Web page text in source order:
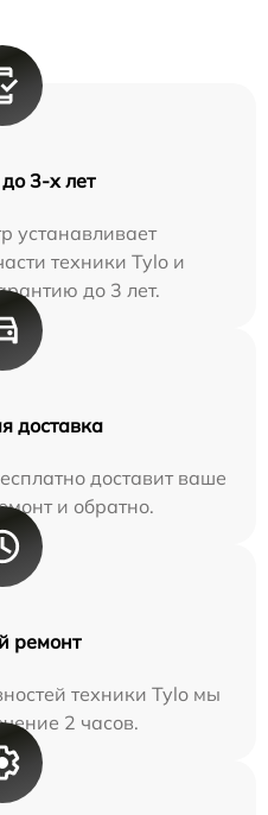
3-х лет
устанавливает
техники Tylo и
до 3 лет.
доставка
доставит ваше
и обратно.
ремонт
техники Tylo мы
2 часов.